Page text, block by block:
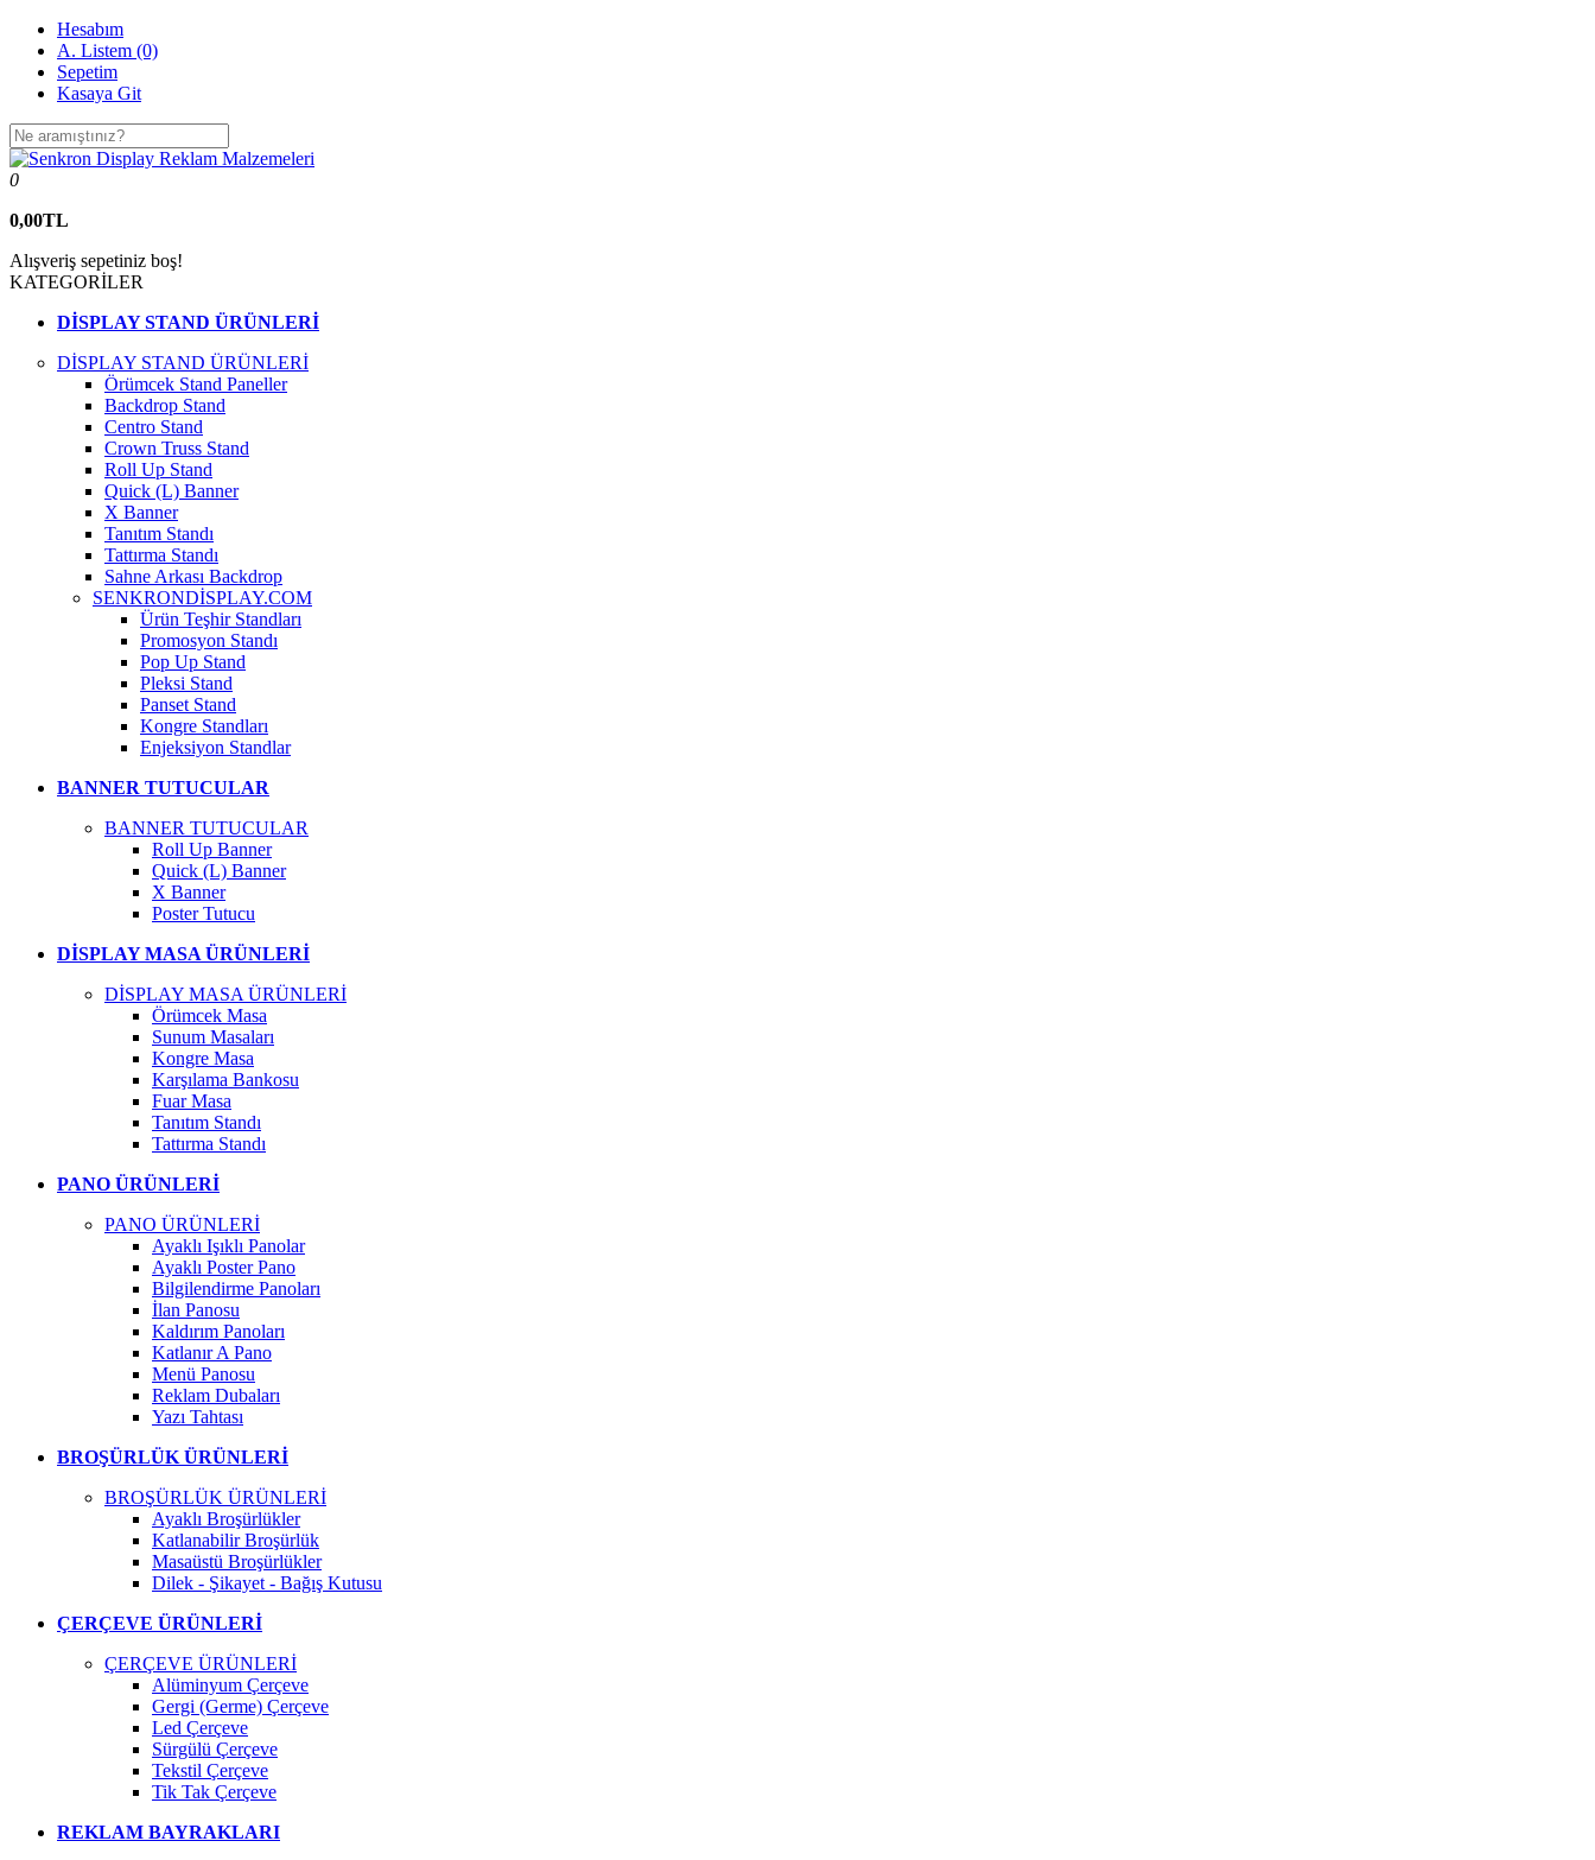
Hesabım
A. Listem (0)
Sepetim
Kasaya Git
0
0,00TL
Alışveriş sepetiniz boş!
KATEGORİLER
DİSPLAY STAND ÜRÜNLERİ
DİSPLAY STAND ÜRÜNLERİ
Örümcek Stand Paneller
Backdrop Stand
Centro Stand
Crown Truss Stand
Roll Up Stand
Quick (L) Banner
X Banner
Tanıtım Standı
Tattırma Standı
Sahne Arkası Backdrop
SENKRONDİSPLAY.COM
Ürün Teşhir Standları
Promosyon Standı
Pop Up Stand
Pleksi Stand
Panset Stand
Kongre Standları
Enjeksiyon Standlar
BANNER TUTUCULAR
BANNER TUTUCULAR
Roll Up Banner
Quick (L) Banner
X Banner
Poster Tutucu
DİSPLAY MASA ÜRÜNLERİ
DİSPLAY MASA ÜRÜNLERİ
Örümcek Masa
Sunum Masaları
Kongre Masa
Karşılama Bankosu
Fuar Masa
Tanıtım Standı
Tattırma Standı
PANO ÜRÜNLERİ
PANO ÜRÜNLERİ
Ayaklı Işıklı Panolar
Ayaklı Poster Pano
Bilgilendirme Panoları
İlan Panosu
Kaldırım Panoları
Katlanır A Pano
Menü Panosu
Reklam Dubaları
Yazı Tahtası
BROŞÜRLÜK ÜRÜNLERİ
BROŞÜRLÜK ÜRÜNLERİ
Ayaklı Broşürlükler
Katlanabilir Broşürlük
Masaüstü Broşürlükler
Dilek - Şikayet - Bağış Kutusu
ÇERÇEVE ÜRÜNLERİ
ÇERÇEVE ÜRÜNLERİ
Alüminyum Çerçeve
Gergi (Germe) Çerçeve
Led Çerçeve
Sürgülü Çerçeve
Tekstil Çerçeve
Tik Tak Çerçeve
REKLAM BAYRAKLARI